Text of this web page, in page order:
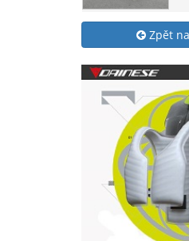
Zpět